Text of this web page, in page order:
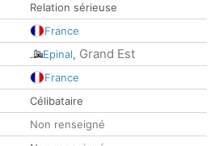
Relation sérieuse
France
Epinal, Grand Est
France
Célibataire
Non renseigné